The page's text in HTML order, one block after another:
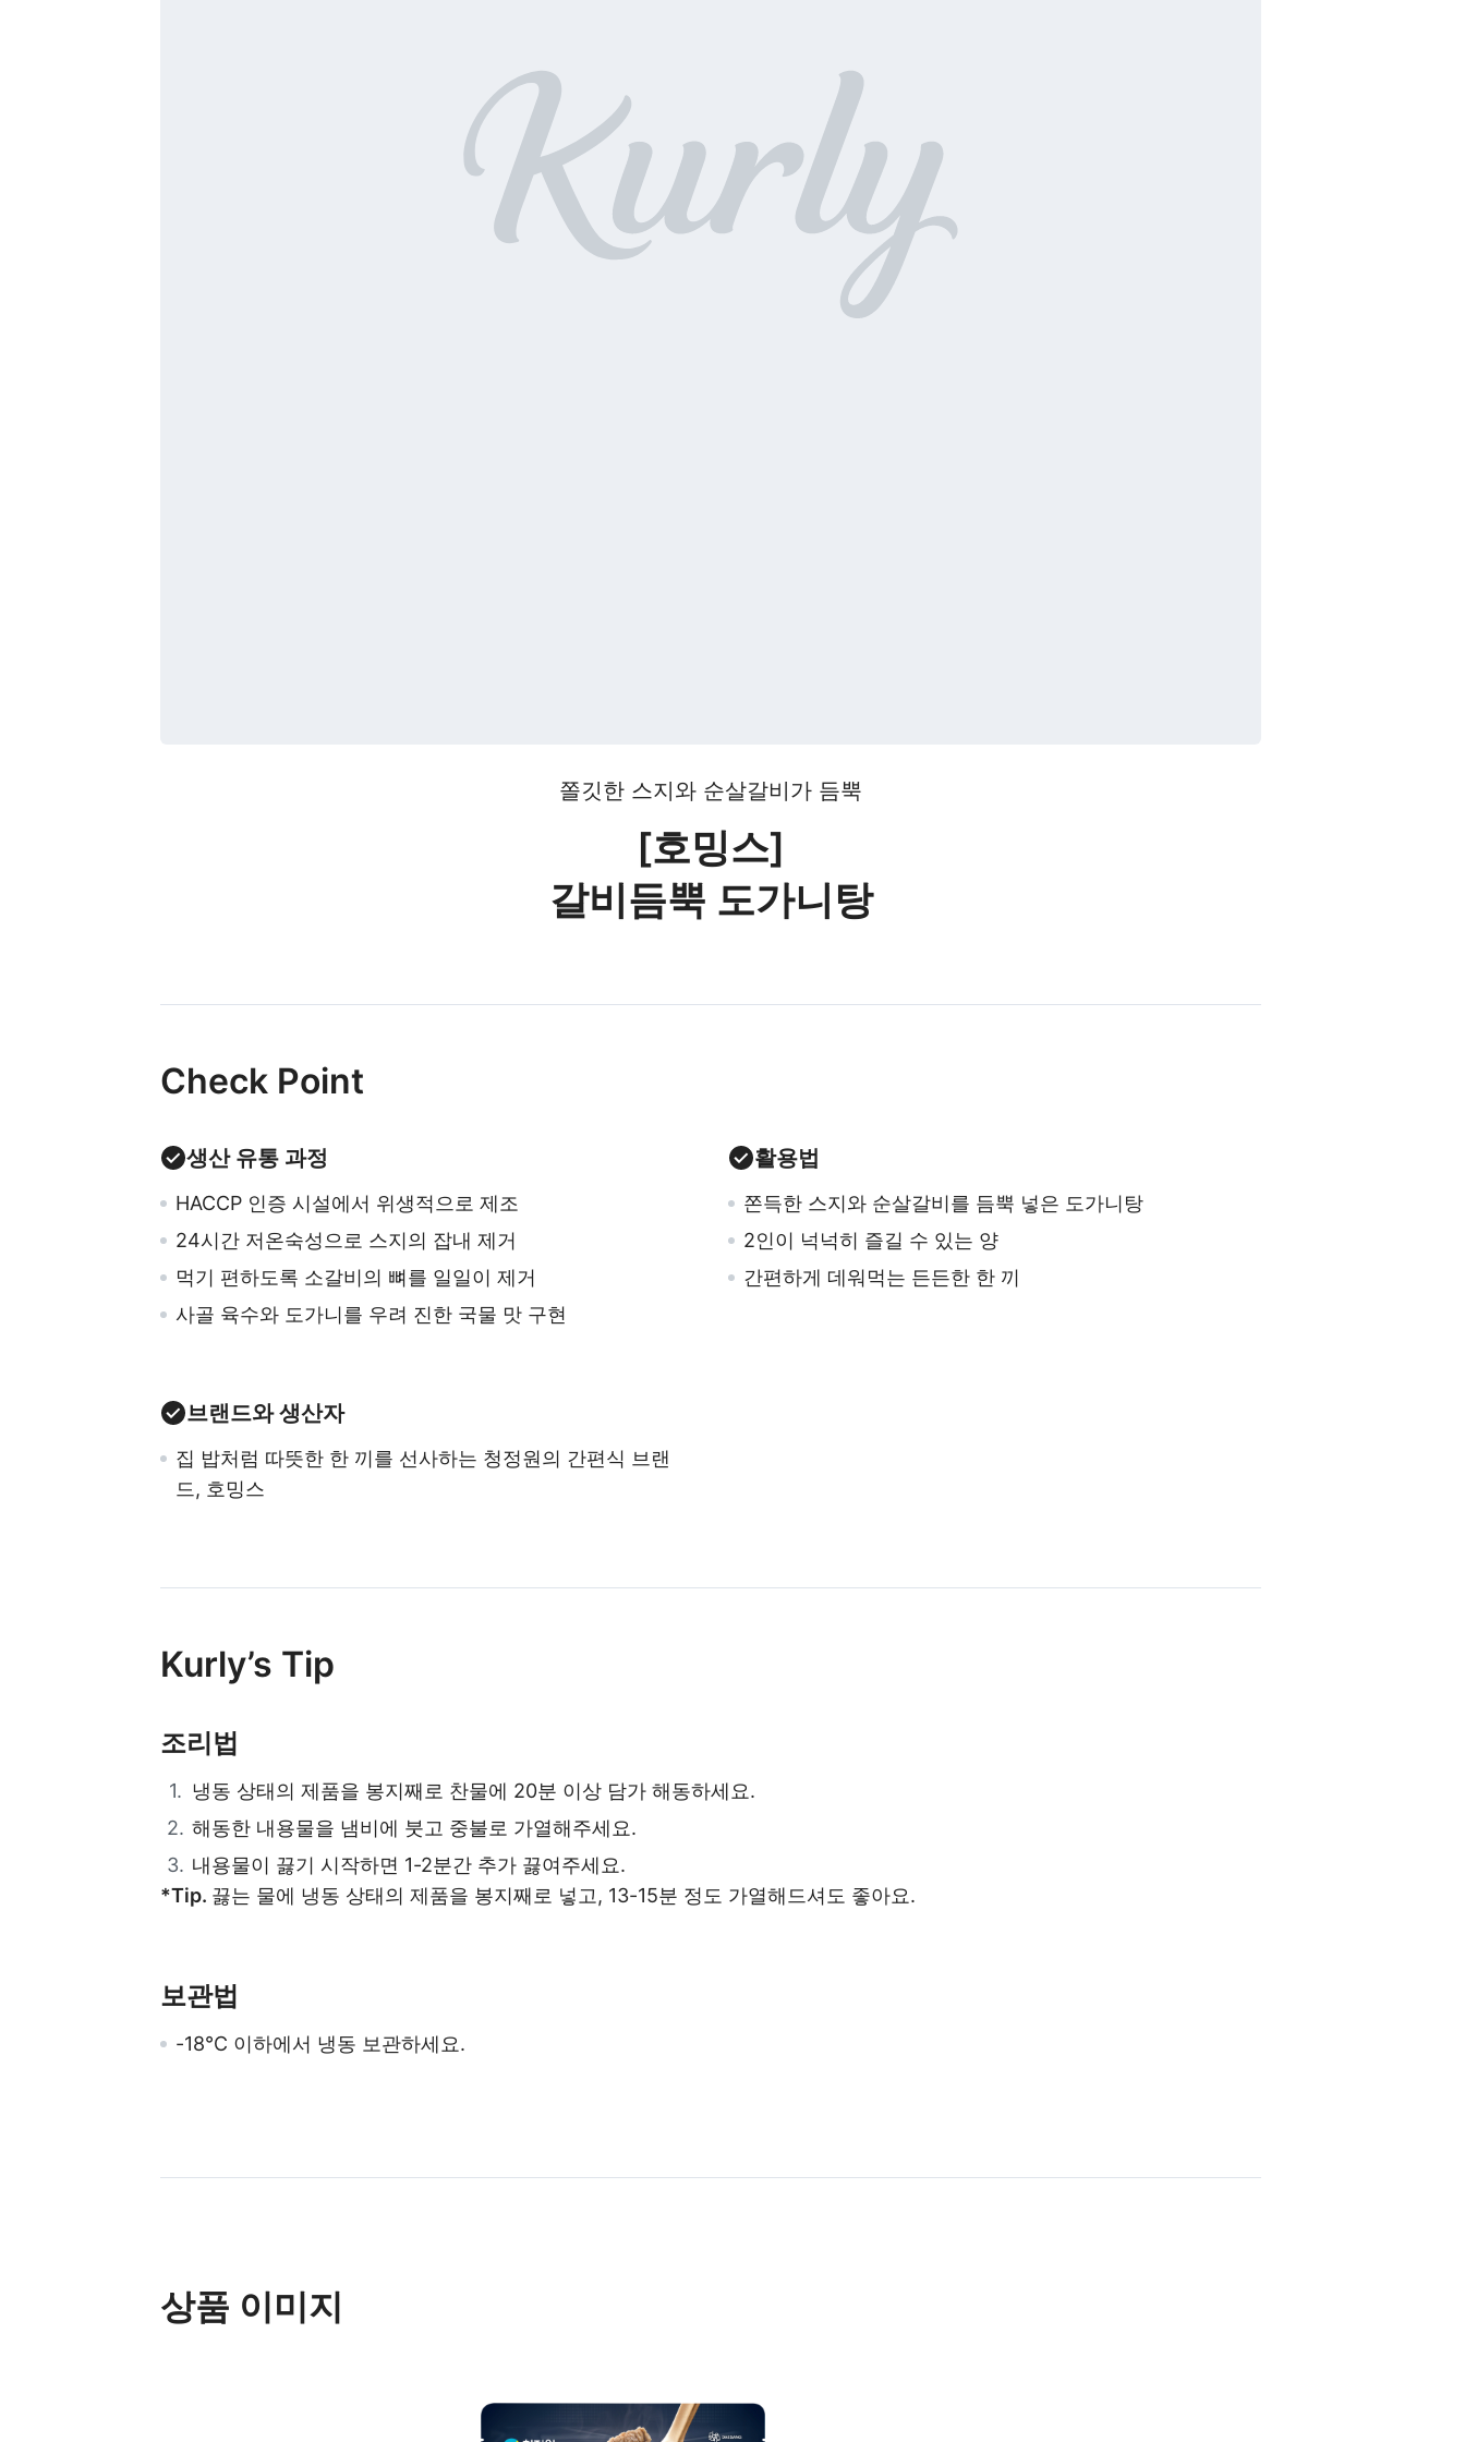
쫄깃한 스지와 순살갈비가 듬뿍
[호밍스]
갈비듬뿍 도가니탕
Check Point
생산 유통 과정
HACCP 인증 시설에서 위생적으로 제조
24시간 저온숙성으로 스지의 잡내 제거
먹기 편하도록 소갈비의 뼈를 일일이 제거
사골 육수와 도가니를 우려 진한 국물 맛 구현
활용법
쫀득한 스지와 순살갈비를 듬뿍 넣은 도가니탕
2인이 넉넉히 즐길 수 있는 양
간편하게 데워먹는 든든한 한 끼
브랜드와 생산자
집 밥처럼 따뜻한 한 끼를 선사하는 청정원의 간편식 브랜
드, 호밍스
Kurly’s Tip
조리법
냉동 상태의 제품을 봉지째로 찬물에 20분 이상 담가 해동하세요.
해동한 내용물을 냄비에 붓고 중불로 가열해주세요.
내용물이 끓기 시작하면 1-2분간 추가 끓여주세요.
*Tip. 끓는 물에 냉동 상태의 제품을 봉지째로 넣고, 13-15분 정도 가열해드셔도 좋아요.
보관법
-18℃ 이하에서 냉동 보관하세요.
상품 이미지